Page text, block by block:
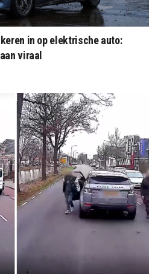
in op elektrische auto:
viraal